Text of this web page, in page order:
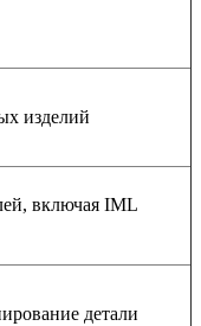
изделий
включая IML
детали